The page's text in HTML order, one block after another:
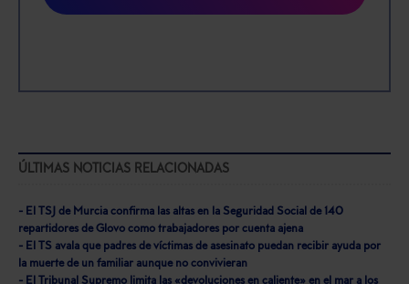
ÚLTIMAS NOTICIAS RELACIONADAS
- El TSJ de Murcia confirma las altas en la Seguridad Social de 140
repartidores de Glovo como trabajadores por cuenta ajena
- El TS avala que padres de víctimas de asesinato puedan recibir ayuda por
la muerte de un familiar aunque no convivieran
- El Tribunal Supremo limita las «devoluciones en caliente» en el mar a los